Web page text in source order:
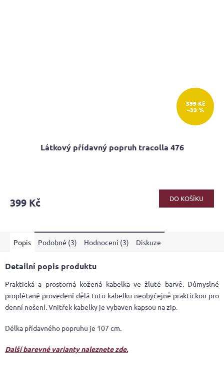
599 Kč
–33 %
Látkový přídavný popruh tracolla 476
399 Kč DO KOŠÍKU
Popis Podobné (3) Hodnocení (3) Diskuze
Detailní popis produktu
Praktická a prostorná kožená kabelka ve žluté barvě. Důmyslné
proplétané provedení dělá tuto kabelku neobyčejně praktickou pro
denní nošení. Vnitřek kabelky je vybaven kapsou na zip.
Délka přídavného popruhu je 107 cm.
Další barevné varianty naleznete zde.